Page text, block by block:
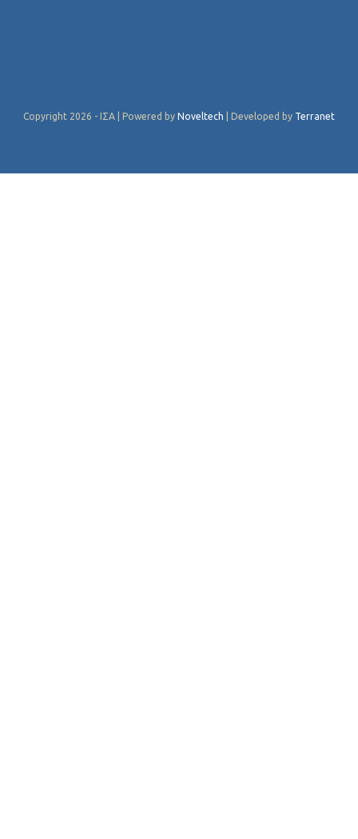
Copyright 2026 - ΙΣΑ | Powered by Noveltech | Developed by Terranet